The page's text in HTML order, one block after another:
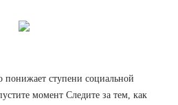
понижает ступени социальной
момент Следите за тем, как